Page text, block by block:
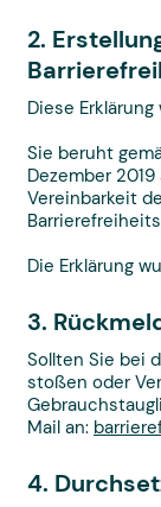
2.
Diese
Sie beruht
Dezember
Vereinbarkeit
Die Erklärung
3.
Sollten Sie bei
stoßen oder
Mail an:
4.